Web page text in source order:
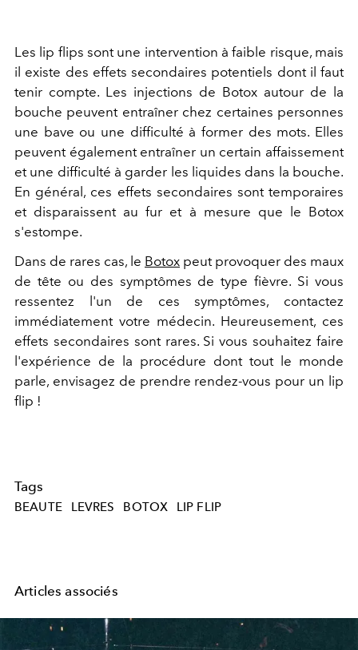
Les lip flips sont une intervention à faible risque, mais
il existe des effets secondaires potentiels dont il faut
tenir compte. Les injections de Botox autour de la
bouche peuvent entraîner chez certaines personnes
une bave ou une difficulté à former des mots. Elles
peuvent également entraîner un certain affaissement
et une difficulté à garder les liquides dans la bouche.
En général, ces effets secondaires sont temporaires
et disparaissent au fur et à mesure que le Botox
s'estompe.
Dans de rares cas, le Botox peut provoquer des maux
de tête ou des symptômes de type fièvre. Si vous
ressentez l'un de ces symptômes, contactez
immédiatement votre médecin. Heureusement, ces
effets secondaires sont rares. Si vous souhaitez faire
l'expérience de la procédure dont tout le monde
parle, envisagez de prendre rendez-vous pour un lip
flip !
Tags
BEAUTE LEVRES BOTOX LIP FLIP
Articles associés